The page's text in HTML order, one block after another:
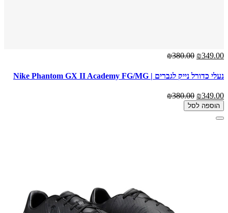
₪349.00
₪380.00
נעלי כדורל נייק לגברים | Nike Phantom GX II Academy FG/MG
₪349.00
₪380.00
הוספה לסל